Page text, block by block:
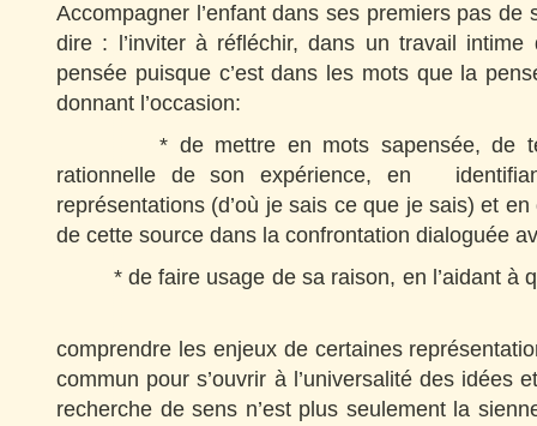
Accompagner l’enfant dans ses premiers pas de
dire : l’inviter à réfléchir, dans un travail
pensée puisque c’est dans les mots que la
donnant l’occasion:
* de mettre en mots sapensée, de
rationnelle de son expérience, en
représentations (d’où je sais ce que je sais) et
de cette source dans la confrontation dialoguée
* de faire usage de sa raison, en l’aidant à
comprendre les enjeux de certaines
commun pour s’ouvrir à l’universalité des
recherche de sens n’est plus seulement la